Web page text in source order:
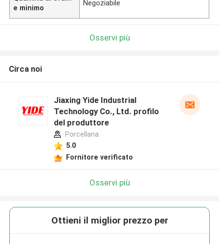
e minimo
Negoziabile
Osservi più
Circa noi
Jiaxing Yide Industrial
Technology Co., Ltd. profilo
del produttore
Porcellana
5.0
Fornitore verificato
Osservi più
Ottieni il miglior prezzo per